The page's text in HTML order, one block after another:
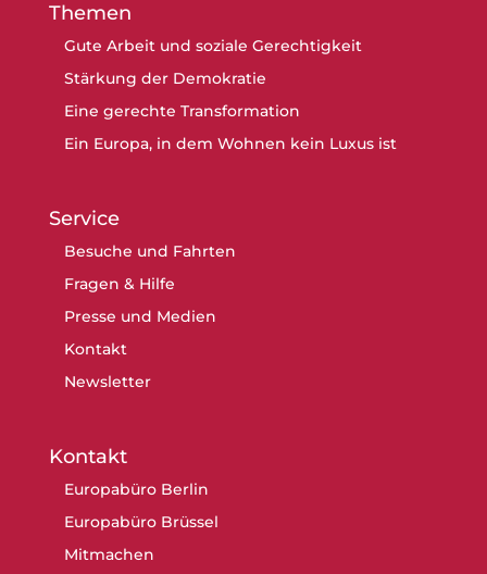
Themen
Gute Arbeit und soziale Gerechtigkeit
Stärkung der Demokratie
Eine gerechte Transformation
Ein Europa, in dem Wohnen kein Luxus ist
Service
Besuche und Fahrten
Fragen & Hilfe
Presse und Medien
Kontakt
Newsletter
Kontakt
Europabüro Berlin
Europabüro Brüssel
Mitmachen